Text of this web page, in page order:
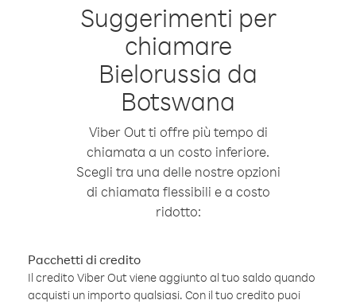
Suggerimenti per
chiamare
Bielorussia da
Botswana
Viber Out ti offre più tempo di
chiamata a un costo inferiore.
Scegli tra una delle nostre opzioni
di chiamata flessibili e a costo
ridotto:
Pacchetti di credito
Il credito Viber Out viene aggiunto al tuo saldo quando
acquisti un importo qualsiasi. Con il tuo credito puoi